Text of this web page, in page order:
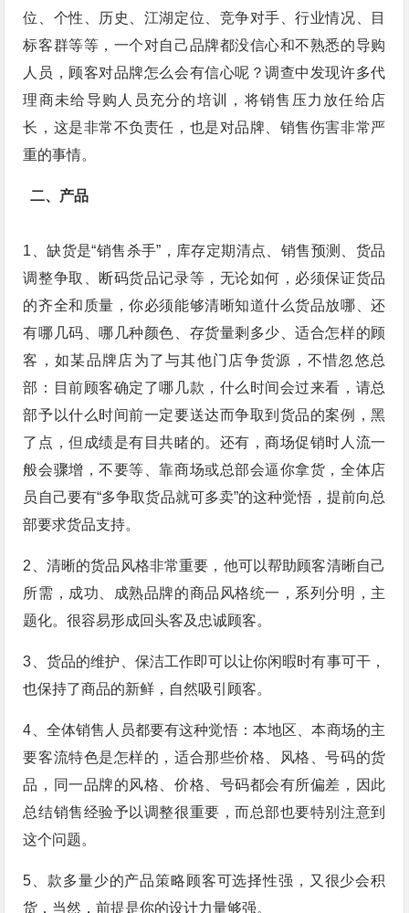
位、个性、历史、江湖定位、竞争对手、行业情况、目
标客群等等，一个对自己品牌都没信心和不熟悉的导购
人员，顾客对品牌怎么会有信心呢？调查中发现许多代
理商未给导购人员充分的培训，将销售压力放任给店
长，这是非常不负责任，也是对品牌、销售伤害非常严
重的事情。
二、产品
1、缺货是“销售杀手”，库存定期清点、销售预测、货品
调整争取、断码货品记录等，无论如何，必须保证货品
的齐全和质量，你必须能够清晰知道什么货品放哪、还
有哪几码、哪几种颜色、存货量剩多少、适合怎样的顾
客，如某品牌店为了与其他门店争货源，不惜忽悠总
部：目前顾客确定了哪几款，什么时间会过来看，请总
部予以什么时间前一定要送达而争取到货品的案例，黑
了点，但成绩是有目共睹的。还有，商场促销时人流一
般会骤增，不要等、靠商场或总部会逼你拿货，全体店
员自己要有“多争取货品就可多卖”的这种觉悟，提前向总
部要求货品支持。
2、清晰的货品风格非常重要，他可以帮助顾客清晰自己
所需，成功、成熟品牌的商品风格统一，系列分明，主
题化。很容易形成回头客及忠诚顾客。
3、货品的维护、保洁工作即可以让你闲暇时有事可干，
也保持了商品的新鲜，自然吸引顾客。
4、全体销售人员都要有这种觉悟：本地区、本商场的主
要客流特色是怎样的，适合那些价格、风格、号码的货
品，同一品牌的风格、价格、号码都会有所偏差，因此
总结销售经验予以调整很重要，而总部也要特别注意到
这个问题。
5、款多量少的产品策略顾客可选择性强，又很少会积
货，当然，前提是你的设计力量够强。